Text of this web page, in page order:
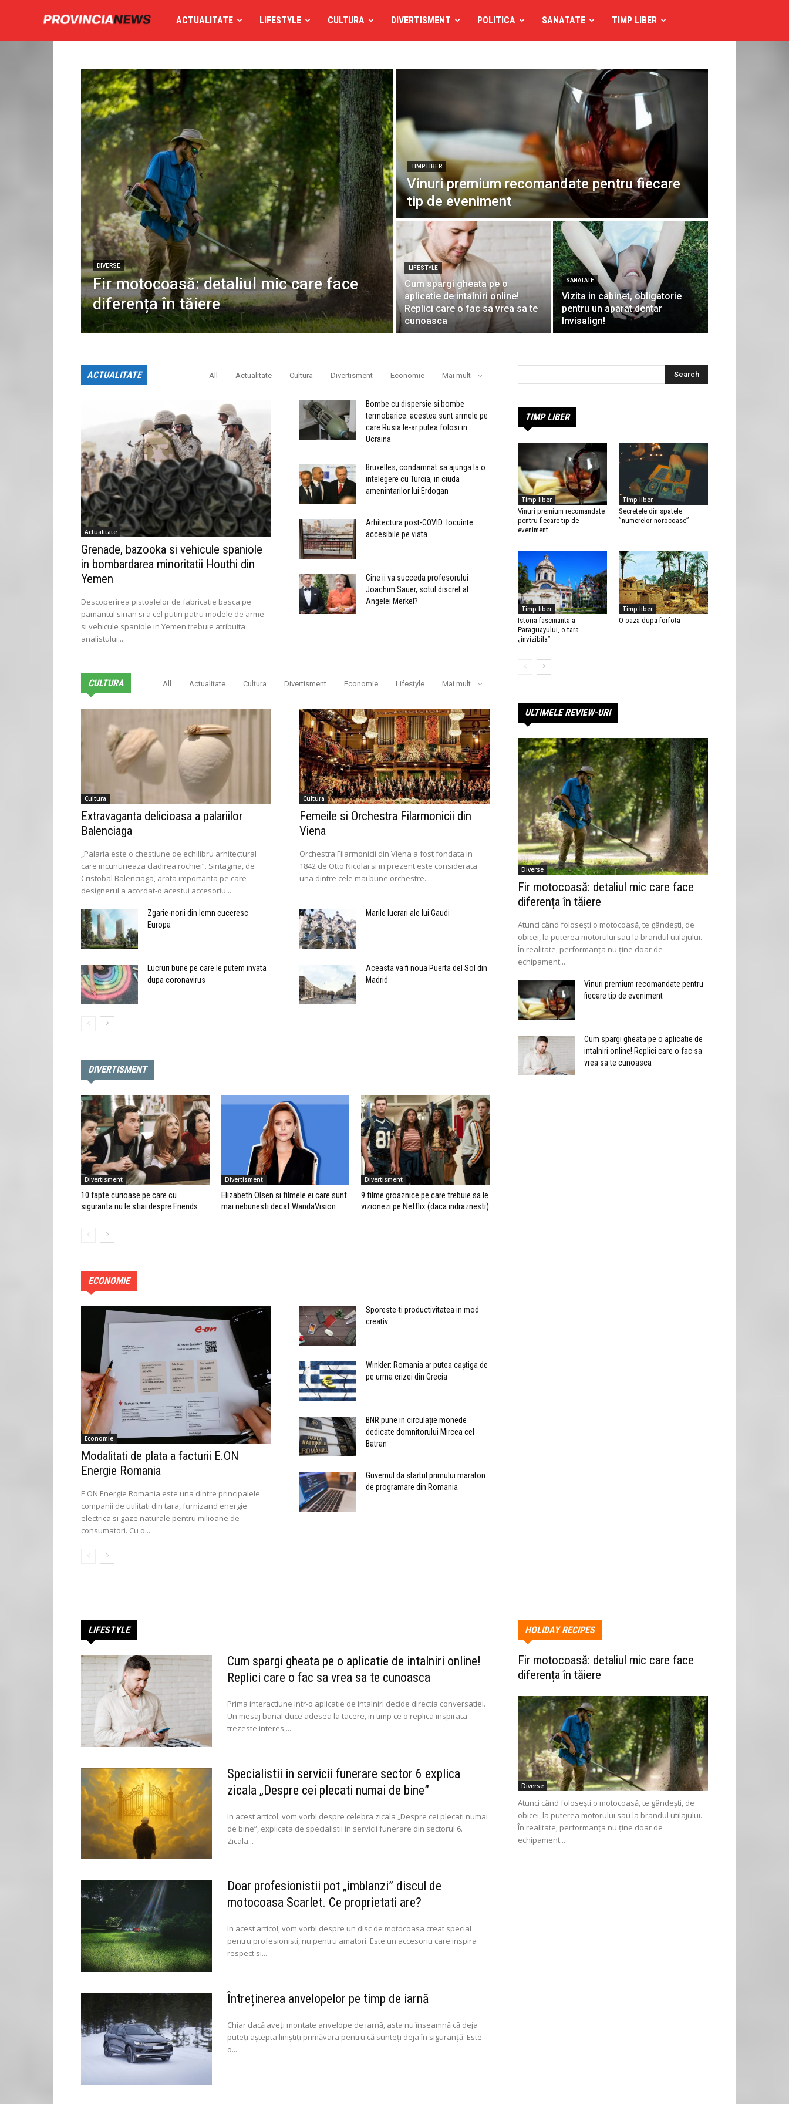
Provincia
ACTUALITATE LIFESTYLE CULTURA DIVERTISMENT POLITICA SANATATE TIMP LIBER
DIVERSE
Fir motocoasă: detaliul mic care face
diferența în tăiere
TIMP LIBER
Vinuri premium recomandate pentru fiecare
tip de eveniment
LIFESTYLE
Cum spargi gheata pe o
aplicatie de intalniri online!
Replici care o fac sa vrea sa te
cunoasca
SANATATE
Vizita in cabinet, obligatorie
pentru un aparat dentar
Invisalign!
ACTUALITATE All Actualitate Cultura Divertisment Economie Mai mult
Actualitate
Grenade, bazooka si vehicule spaniole
in bombardarea minoritatii Houthi din
Yemen
Descoperirea pistoalelor de fabricatie basca pe
pamantul sirian si a cel putin patru modele de arme
si vehicule spaniole in Yemen trebuie atribuita
analistului...
Bombe cu dispersie si bombe
termobarice: acestea sunt armele pe
care Rusia le-ar putea folosi in
Ucraina
Bruxelles, condamnat sa ajunga la o
intelegere cu Turcia, in ciuda
amenintarilor lui Erdogan
Arhitectura post-COVID: locuinte
accesibile pe viata
Cine ii va succeda profesorului
Joachim Sauer, sotul discret al
Angelei Merkel?
CULTURA All Actualitate Cultura Divertisment Economie Lifestyle Mai mult
Cultura
Extravaganta delicioasa a palariilor
Balenciaga
„Palaria este o chestiune de echilibru arhitectural
care incununeaza cladirea rochiei”. Sintagma, de
Cristobal Balenciaga, arata importanta pe care
designerul a acordat-o acestui accesoriu...
Cultura
Femeile si Orchestra Filarmonicii din
Viena
Orchestra Filarmonicii din Viena a fost fondata in
1842 de Otto Nicolai si in prezent este considerata
una dintre cele mai bune orchestre...
Zgarie-norii din lemn cuceresc
Europa
Marile lucrari ale lui Gaudi
Lucruri bune pe care le putem invata
dupa coronavirus
Aceasta va fi noua Puerta del Sol din
Madrid
DIVERTISMENT
Divertisment
10 fapte curioase pe care cu
siguranta nu le stiai despre Friends
Divertisment
Elizabeth Olsen si filmele ei care sunt
mai nebunesti decat WandaVision
Divertisment
9 filme groaznice pe care trebuie sa le
vizionezi pe Netflix (daca indraznesti)
ECONOMIE
Economie
Modalitati de plata a facturii E.ON
Energie Romania
E.ON Energie Romania este una dintre principalele
companii de utilitati din tara, furnizand energie
electrica si gaze naturale pentru milioane de
consumatori. Cu o...
Sporeste-ti productivitatea in mod
creativ
Winkler: Romania ar putea caștiga de
pe urma crizei din Grecia
BNR pune in circulație monede
dedicate domnitorului Mircea cel
Batran
Guvernul da startul primului maraton
de programare din Romania
Search
TIMP LIBER
Timp liber
Vinuri premium recomandate
pentru fiecare tip de
eveniment
Timp liber
Secretele din spatele
”numerelor norocoase”
Timp liber
Istoria fascinanta a
Paraguayului, o tara
„invizibila”
Timp liber
O oaza dupa forfota
ULTIMELE REVIEW-URI
Diverse
Fir motocoasă: detaliul mic care face
diferența în tăiere
Atunci când folosești o motocoasă, te gândești, de
obicei, la puterea motorului sau la brandul utilajului.
În realitate, performanța nu ține doar de
echipament...
Vinuri premium recomandate pentru
fiecare tip de eveniment
Cum spargi gheata pe o aplicatie de
intalniri online! Replici care o fac sa
vrea sa te cunoasca
LIFESTYLE
Cum spargi gheata pe o aplicatie de intalniri online!
Replici care o fac sa vrea sa te cunoasca
Prima interactiune intr-o aplicatie de intalniri decide directia conversatiei.
Un mesaj banal duce adesea la tacere, in timp ce o replica inspirata
trezeste interes,...
Specialistii in servicii funerare sector 6 explica
zicala „Despre cei plecati numai de bine”
In acest articol, vom vorbi despre celebra zicala „Despre cei plecati numai
de bine”, explicata de specialistii in servicii funerare din sectorul 6.
Zicala...
Doar profesionistii pot „imblanzi” discul de
motocoasa Scarlet. Ce proprietati are?
In acest articol, vom vorbi despre un disc de motocoasa creat special
pentru profesionisti, nu pentru amatori. Este un accesoriu care inspira
respect si...
Întreținerea anvelopelor pe timp de iarnă
Chiar dacă aveți montate anvelope de iarnă, asta nu înseamnă că deja
puteți aștepta liniștiți primăvara pentru că sunteți deja în siguranță. Este
o...
HOLIDAY RECIPES
Fir motocoasă: detaliul mic care face
diferența în tăiere
Diverse
Atunci când folosești o motocoasă, te gândești, de
obicei, la puterea motorului sau la brandul utilajului.
În realitate, performanța nu ține doar de
echipament...